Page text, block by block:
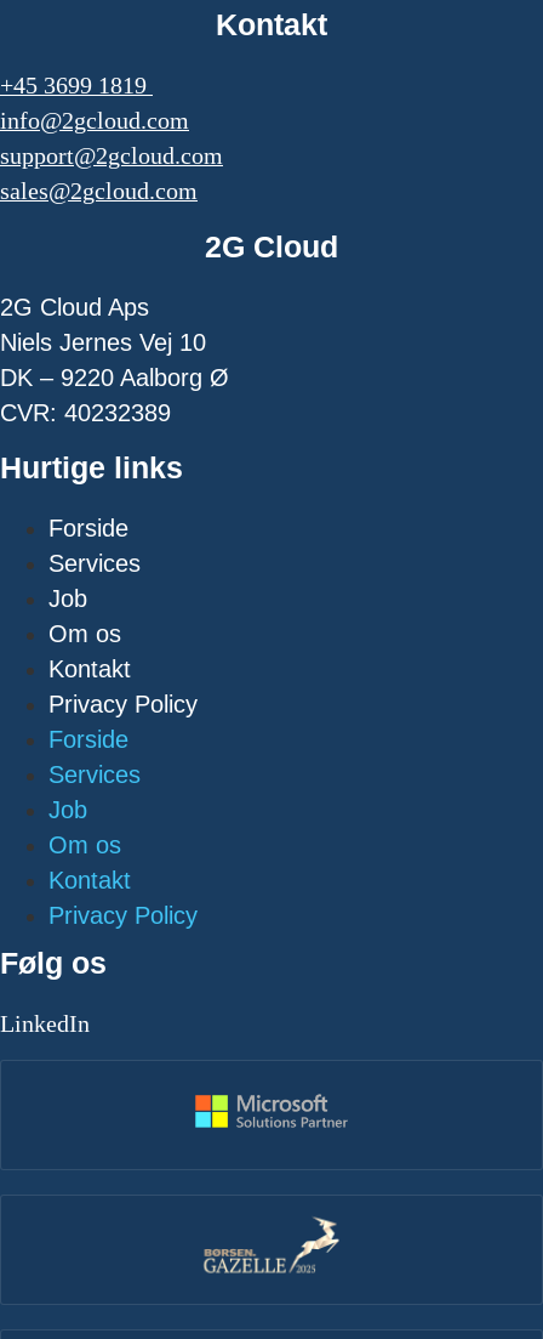
Kontakt
+45 3699 1819
info@2gcloud.com
support@2gcloud.com
sales@2gcloud.com
2G Cloud
2G Cloud Aps
Niels Jernes Vej 10
DK – 9220 Aalborg Ø
CVR: 40232389
Hurtige links
Forside
Services
Job
Om os
Kontakt
Privacy Policy
Forside
Services
Job
Om os
Kontakt
Privacy Policy
Følg os
LinkedIn